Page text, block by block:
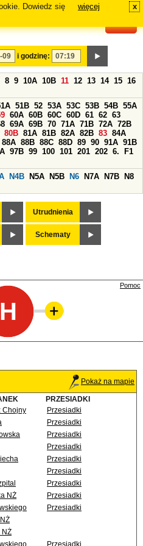
Dowiedz się
więcej x
i godzinę:
8 9 10A 10B 11 12 13 14 15 16
51B 52 53A 53C 53B 54B 55A
60A 60B 60C 60D 61 62 63
69A 69B 70 71A 71B 72A 72B
80B 81A 81B 82A 82B 83 84A
88A 88B 88C 88D 89 90 91A 91B
97B 99 100 101 201 202 6.
F1
N4B N5A N5B N6 N7A N7B
N8
Utrudnienia
Schematy
H
Pomoc
Pokaż na mapie
PRZESIADKI
Chojny
Przesiadki
Przesiadki
Przesiadki
Przesiadki
Przesiadki
Przesiadki
Przesiadki
NŻ
Przesiadki
Przesiadki
NŻ
Przesiadki